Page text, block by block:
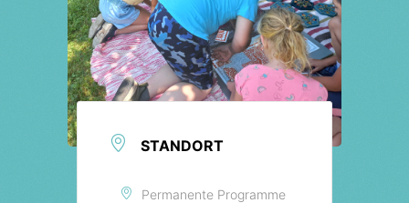
STANDORT
Permanente Programme